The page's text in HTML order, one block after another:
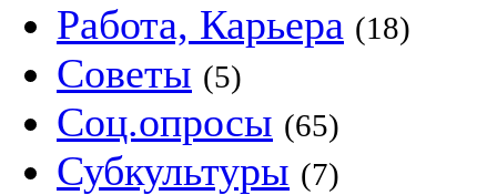
Работа, Карьера (18)
Советы (5)
Соц.опросы (65)
Субкультуры (7)